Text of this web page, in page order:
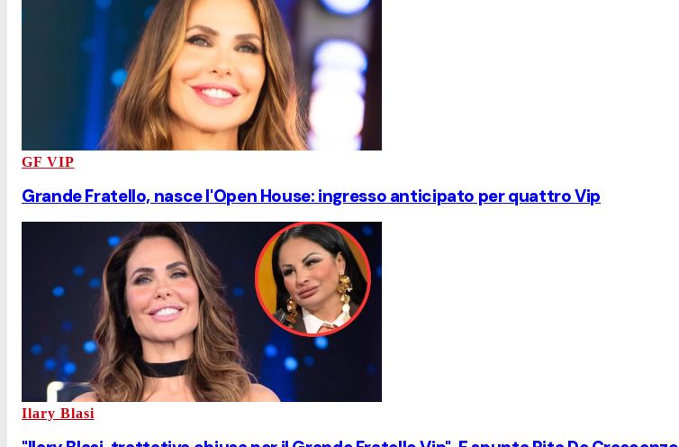
GF VIP
Grande Fratello, nasce l'Open House: ingresso anticipato per quattro Vip
Ilary Blasi